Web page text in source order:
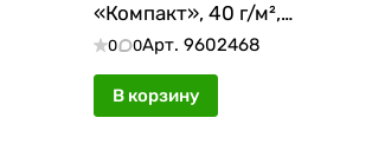
«Компакт», 40 г/м²,
двухслойная
0 0Арт. 9602468
В корзину